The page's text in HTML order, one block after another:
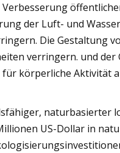
der Luft- und
Die Gestaltung
verringern. und der
körperliche Aktivität
naturbasierter
US-Dollar in